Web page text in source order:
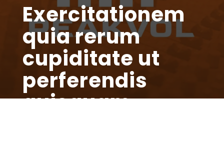
Exercitationem
quia rerum
cupiditate ut
perferendis
quisquam